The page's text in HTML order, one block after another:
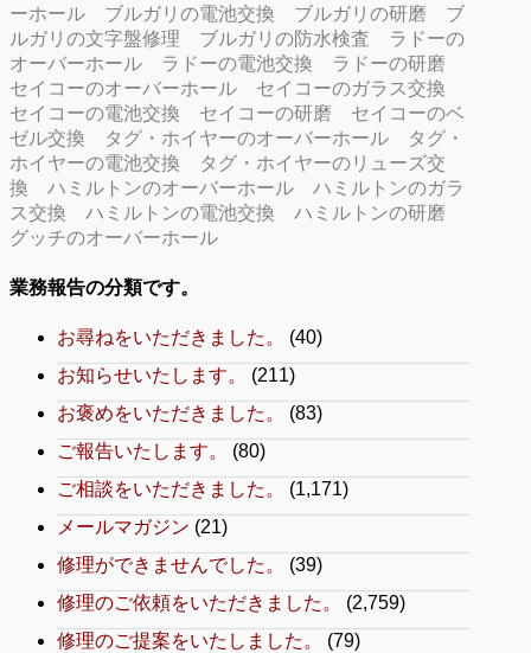
ーホール
ブルガリの電池交換 ブルガリの研磨
ブ
ルガリの文字盤修理
ブルガリの防水検査
ラドーの
オーバーホール
ラドーの電池交換
ラドーの研磨
セイコーのオーバーホール
セイコーのガラス交換
セイコーの電池交換
セイコーの研磨
セイコーのベ
ゼル交換
タグ・ホイヤーのオーバーホール
タグ・
ホイヤーの電池交換
タグ・ホイヤーのリューズ交
換
ハミルトンのオーバーホール
ハミルトンのガラ
ス交換
ハミルトンの電池交換
ハミルトンの研磨
グッチのオーバーホール
業務報告の分類です。
お尋ねをいただきました。
(40)
お知らせいたします。
(211)
お褒めをいただきました。
(83)
ご報告いたします。
(80)
ご相談をいただきました。
(1,171)
メールマガジン (21)
修理ができませんでした。
(39)
修理のご依頼をいただきました。
(2,759)
修理のご提案をいたしました。
(79)